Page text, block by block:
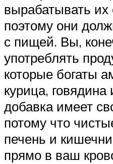
вырабатывать их
поэтому они
с пищей. Вы,
употреблять
которые богаты
курица, говядина
добавка имеет
потому что
печень и
прямо в ваш